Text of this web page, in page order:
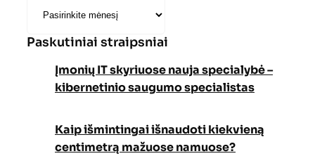
Paskutiniai straipsniai
Įmonių IT skyriuose nauja specialybė –
kibernetinio saugumo specialistas
Kaip išmintingai išnaudoti kiekvieną
centimetrą mažuose namuose?